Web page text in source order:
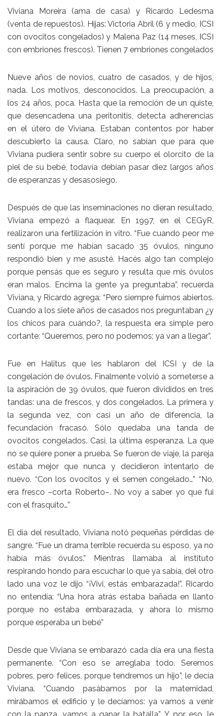
Viviana Moreira (ama de casa) y Ricardo Ledesma
(venta de repuestos). Hijas: Victoria Abril (6 y medio, ICSI
con ovocitos congelados) y Malena Paz (14 meses, ICSI
con embriones frescos). Tienen 7 embriones congelados
Nueve años de novios, cuatro de casados, y de hijos,
nada. Los motivos, desconocidos. La preocupación, a
los 24 años, poca. Hasta que la remoción de un quiste,
que desencadena una peritonitis, detecta adherencias
en el útero de Viviana. Estaban contentos por haber
descubierto la causa. Claro, no sabían que para que
Viviana pudiera sentir sobre su cuerpo el olorcito de la
piel de su bebé, todavía debían pasar diez largos años
de esperanzas y desasosiego.
Después de que las inseminaciones no dieran resultado,
Viviana empezó a flaquear. En 1997, en el CEGyR,
realizaron una fertilización in vitro. “Fue cuando peor me
sentí porque me habían sacado 35 óvulos, ninguno
respondió bien y me asusté. Hacés algo tan complejo
porque pensás que es seguro y resulta que mis óvulos
eran malos. Encima la gente ya preguntaba”, recuerda
Viviana, y Ricardo agrega: “Pero siempre fuimos abiertos.
Cuando a los siete años de casados nos preguntaban ¿y
los chicos para cuándo?, la respuesta era simple pero
cortante: “Queremos, pero no podemos; ya van a llegar”.
Fue en Halitus que les hablaron del ICSI y de la
congelación de óvulos. Finalmente volvió a someterse a
la aspiración de 39 óvulos, que fueron divididos en tres
tandas: una de frescos, y dos congelados. La primera y
la segunda vez, con casi un año de diferencia, la
fecundación fracasó. Sólo quedaba una tanda de
ovocitos congelados. Casi, la última esperanza. La que
no se quiere poner a prueba. Se fueron de viaje, la pareja
estaba mejor que nunca y decidieron intentarlo de
nuevo. “Con los ovocitos y el semen congelado…” “No,
era fresco –corta Roberto–. No voy a saber yo que fui
con el frasquito…”
El día del resultado, Viviana notó pequeñas pérdidas de
sangre. “Fue un drama terrible recuerda su esposo, ya no
había más óvulos.” Mientras llamaba al instituto
respirando hondo para escuchar lo que ya sabía, del otro
lado una voz le dijo “¡Vivi, estás embarazada!”. Ricardo
no entendía: “Una hora atrás estaba bañada en llanto
porque no estaba embarazada, y ahora lo mismo
porque esperaba un bebé”
Desde que Viviana se embarazó cada día era una fiesta
permanente. “Con eso se arreglaba todo. Seremos
pobres, pero felices, porque tendremos un hijo”, le decía
Viviana. “Cuando pasábamos por la maternidad,
mirábamos el edificio y le decíamos: ya vamos a venir